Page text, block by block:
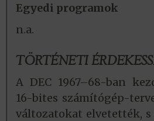
Egyedi programok
n.a.
TÖRTÉNETI
A DEC 1967–68-ban
16-bites számítógép-
változatokat elvetették,